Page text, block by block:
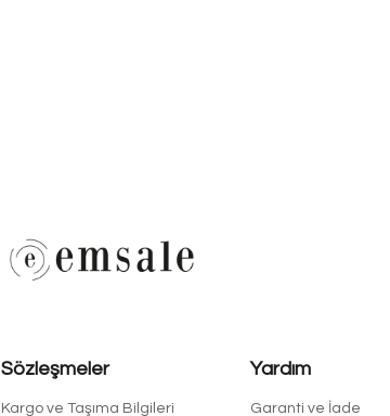
Sözleşmeler
Kargo ve Taşıma Bilgileri
Yardım
Garanti ve İade